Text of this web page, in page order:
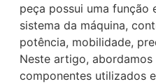
peça possui uma função
sistema da máquina,
potência, mobilidade,
Neste artigo,
componentes utilizados